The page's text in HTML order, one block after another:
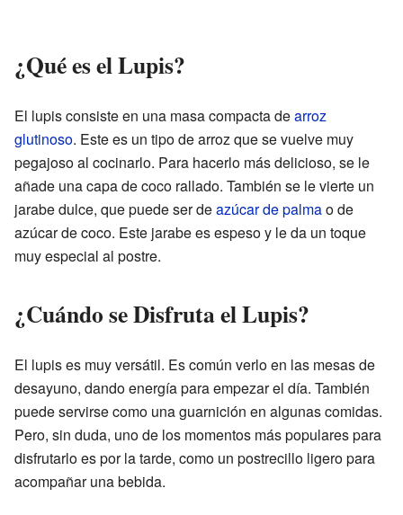
¿Qué es el Lupis?
El lupis consiste en una masa compacta dearroz
glutinoso. Este es un tipo de arroz que se vuelve muy
pegajoso al cocinarlo. Para hacerlo más delicioso, se le
añade una capa de coco rallado. También se le vierte un
jarabe dulce, que puede ser deazúcar de palmao de
azúcar de coco. Este jarabe es espeso y le da un toque
muy especial al postre.
¿Cuándo se Disfruta el Lupis?
El lupis es muy versátil. Es común verlo en las mesas de
desayuno, dando energía para empezar el día. También
puede servirse como una guarnición en algunas comidas.
Pero, sin duda, uno de los momentos más populares para
disfrutarlo es por la tarde, como un postrecillo ligero para
acompañar una bebida.